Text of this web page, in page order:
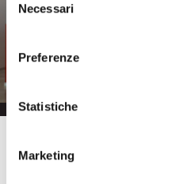
delNecessari
Preferenze
Statistiche
Marketing